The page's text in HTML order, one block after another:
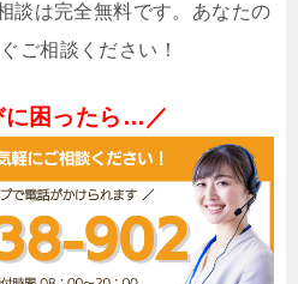
談は完全無料です。あなたの
ご相談ください！
に困ったら…／